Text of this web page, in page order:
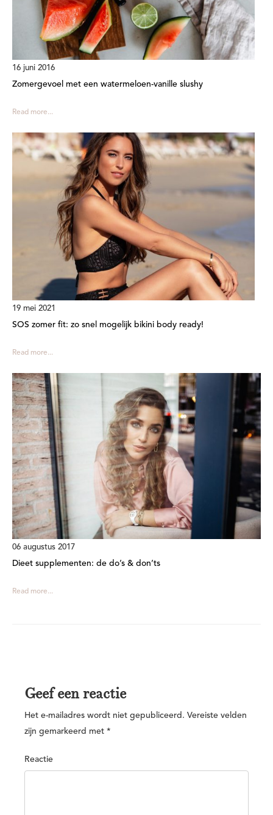
16 juni 2016
Zomergevoel met een watermeloen-vanille slushy
Read more...
19 mei 2021
SOS zomer fit: zo snel mogelijk bikini body ready!
Read more...
06 augustus 2017
Dieet supplementen: de do’s & don’ts
Read more...
Geef een reactie
Het e-mailadres wordt niet gepubliceerd. Vereiste velden
zijn gemarkeerd met *
Reactie